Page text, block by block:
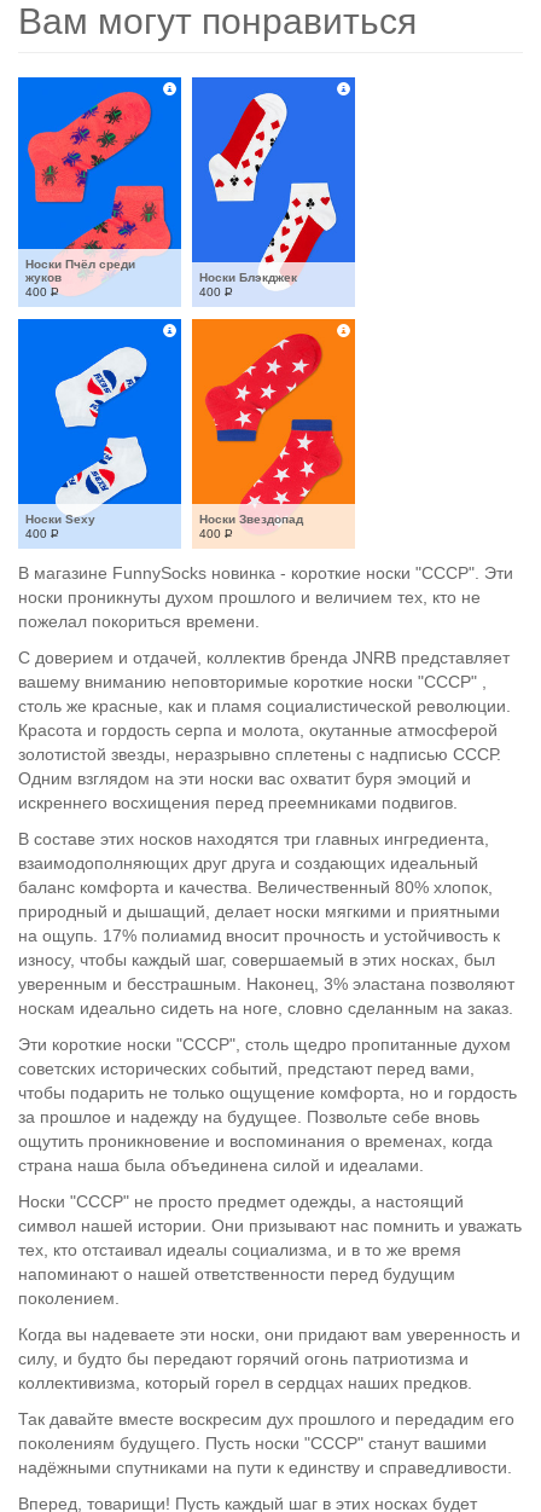
Вам могут понравиться
Носки Пчёл среди
жуков
400 Р
Носки Блэкджек
400 Р
Носки Sexy
400 Р
Носки Звездопад
400 Р
В магазине FunnySocks новинка - короткие носки "СССР". Эти
носки проникнуты духом прошлого и величием тех, кто не
пожелал покориться времени.
С доверием и отдачей, коллектив бренда JNRB представляет
вашему вниманию неповторимые короткие носки "СССР" ,
столь же красные, как и пламя социалистической революции.
Красота и гордость серпа и молота, окутанные атмосферой
золотистой звезды, неразрывно сплетены с надписью СССР.
Одним взглядом на эти носки вас охватит буря эмоций и
искреннего восхищения перед преемниками подвигов.
В составе этих носков находятся три главных ингредиента,
взаимодополняющих друг друга и создающих идеальный
баланс комфорта и качества. Величественный 80% хлопок,
природный и дышащий, делает носки мягкими и приятными
на ощупь. 17% полиамид вносит прочность и устойчивость к
износу, чтобы каждый шаг, совершаемый в этих носках, был
уверенным и бесстрашным. Наконец, 3% эластана позволяют
носкам идеально сидеть на ноге, словно сделанным на заказ.
Эти короткие носки "СССР", столь щедро пропитанные духом
советских исторических событий, предстают перед вами,
чтобы подарить не только ощущение комфорта, но и гордость
за прошлое и надежду на будущее. Позвольте себе вновь
ощутить проникновение и воспоминания о временах, когда
страна наша была объединена силой и идеалами.
Носки "СССР" не просто предмет одежды, а настоящий
символ нашей истории. Они призывают нас помнить и уважать
тех, кто отстаивал идеалы социализма, и в то же время
напоминают о нашей ответственности перед будущим
поколением.
Когда вы надеваете эти носки, они придают вам уверенность и
силу, и будто бы передают горячий огонь патриотизма и
коллективизма, который горел в сердцах наших предков.
Так давайте вместе воскресим дух прошлого и передадим его
поколениям будущего. Пусть носки "СССР" станут вашими
надёжными спутниками на пути к единству и справедливости.
Вперед, товарищи! Пусть каждый шаг в этих носках будет